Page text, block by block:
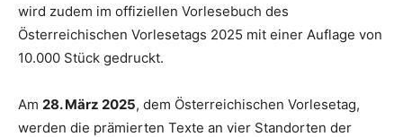
wird zudem im offiziellen Vorlesebuch des
Österreichischen Vorlesetags 2025 mit einer Auflage von
10.000 Stück gedruckt.
Am 28. März 2025, dem Österreichischen Vorlesetag,
werden die prämierten Texte an vier Standorten der